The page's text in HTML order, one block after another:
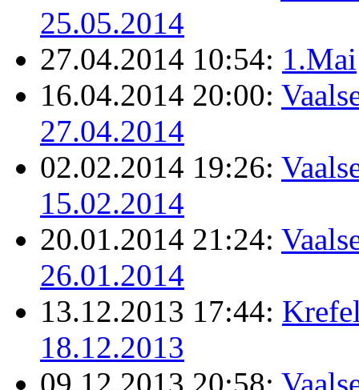
25.05.2014
27.04.2014 10:54: 1.Mai
16.04.2014 20:00:
27.04.2014
02.02.2014 19:26:
15.02.2014
20.01.2014 21:24:
26.01.2014
13.12.2013 17:44:
18.12.2013
09.12.2013 20:58: